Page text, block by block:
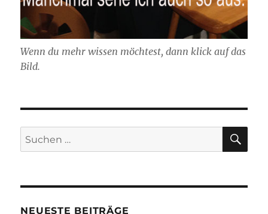
Wenn du mehr wissen möchtest, dann klick auf das
Bild.
Suchen
nach:
NEUESTE BEITRÄGE